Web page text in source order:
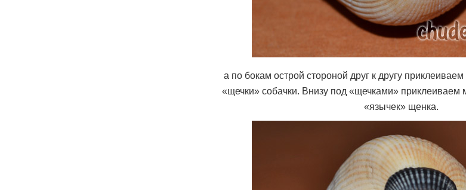
а по бокам острой стороной друг к другу
«щечки» собачки. Внизу под «щечками» приклеиваем
«язычек» щенка.